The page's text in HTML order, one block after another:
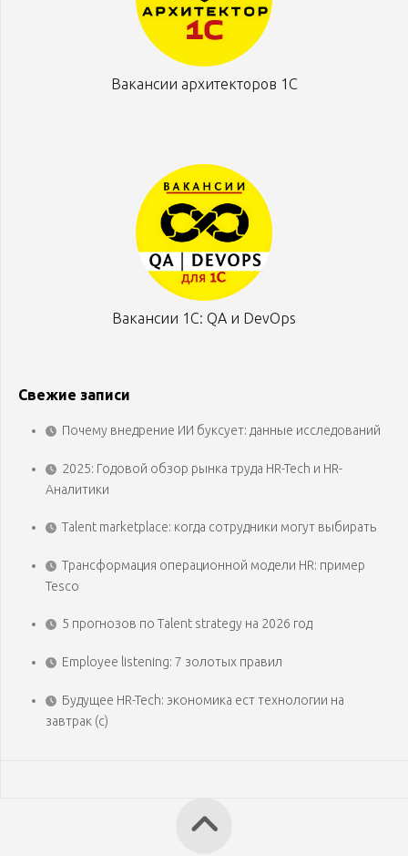
Вакансии архитекторов 1С
Вакансии 1С: QA и DevOps
Свежие записи
Почему внедрение ИИ буксует: данные исследований
2025: Годовой обзор рынка труда HR-Tech и HR-
Аналитики
Talent marketplace: когда сотрудники могут выбирать
Трансформация операционной модели HR: пример
Tesco
5 прогнозов по Talent strategy на 2026 год
Employee listening: 7 золотых правил
Будущее HR-Tech: экономика ест технологии на
завтрак (с)